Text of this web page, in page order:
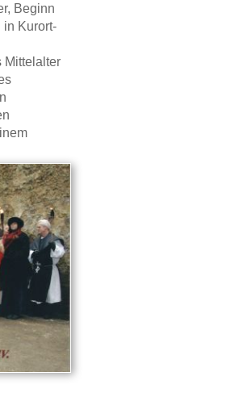
Beginn
in Kurort-
Mittelalter